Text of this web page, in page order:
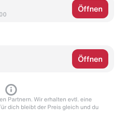
Öffnen
Öffnen
Partnern. Wir erhalten evtl. eine
dich bleibt der Preis gleich und du